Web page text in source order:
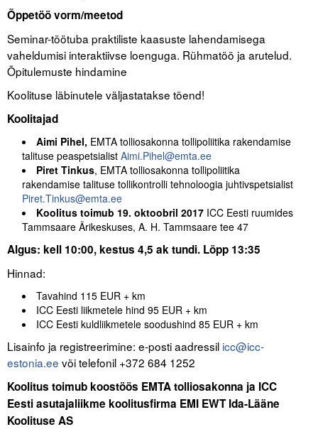
Õppetöö vorm/meetod
Seminar-töötuba praktiliste kaasuste lahendamisega
vaheldumisi interaktiivse loenguga. Rühmatöö ja arutelud.
Õpitulemuste hindamine
Koolituse läbinutele väljastatakse tõend!
Koolitajad
Aimi Pihel, EMTA tolliosakonna tollipoliitika rakendamise
talituse peaspetsialist Aimi.Pihel@emta.ee
Piret Tinkus, EMTA tolliosakonna tollipoliitika
rakendamise talituse tollikontrolli tehnoloogia juhtivspetsialist
Piret.Tinkus@emta.ee
Koolitus toimub 19. oktoobril 2017 ICC Eesti ruumides
Tammsaare Ärikeskuses, A. H. Tammsaare tee 47
Algus: kell 10:00, kestus 4,5 ak tundi. Lõpp 13:35
Hinnad:
Tavahind 115 EUR + km
ICC Eesti liikmetele hind 95 EUR + km
ICC Eesti kuldliikmetele soodushind 85 EUR + km
Lisainfo ja registreerimine: e-posti aadressil icc@icc-
estonia.ee või telefonil +372 684 1252
Koolitus toimub koostöös EMTA tolliosakonna ja ICC
Eesti asutajaliikme koolitusfirma EMI EWT Ida-Lääne
Koolituse AS